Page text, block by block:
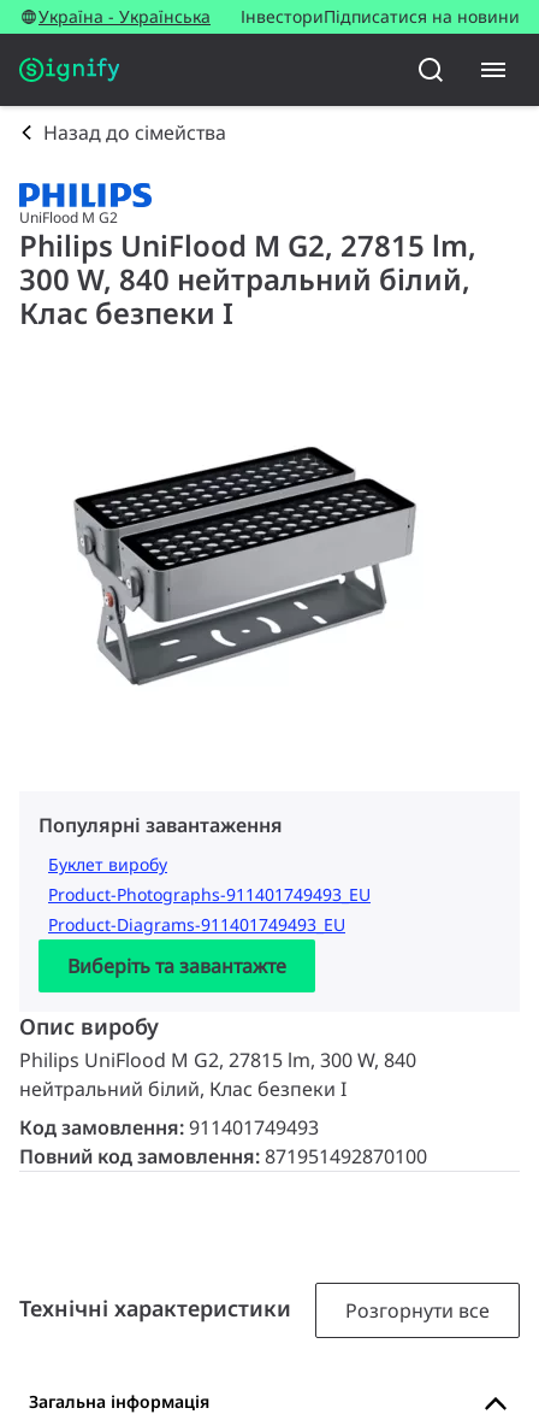
Україна - Українська ІнвесториПідписатися на новини
Назад до сімейства
UniFlood M G2
Philips UniFlood M G2, 27815 lm,
300 W, 840 нейтральний білий,
Клас безпеки I
Популярні завантаження
Буклет виробу
Product-Photographs-911401749493_EU
Product-Diagrams-911401749493_EU
Виберіть та завантажте
Опис виробу
Philips UniFlood M G2, 27815 lm, 300 W, 840
нейтральний білий, Клас безпеки I
Код замовлення:911401749493
Повний код замовлення:871951492870100
Технічні характеристики Розгорнути все
Загальна інформація